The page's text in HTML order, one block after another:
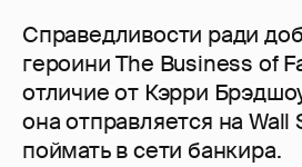
Справедливости ради
героини The Business of
отличие от Кэрри
она отправляется на Wall
поймать в сети банкира.